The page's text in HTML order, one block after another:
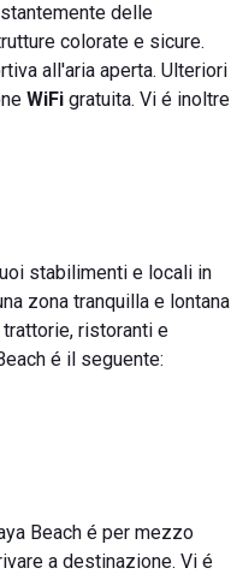
delle
colorate e sicure.
all'aria aperta. Ulteriori
WiFi gratuita. Vi é inoltre
stabilimenti e locali in
zona tranquilla e lontana
ristoranti e
é il seguente:
Beach é per mezzo
a destinazione. Vi é